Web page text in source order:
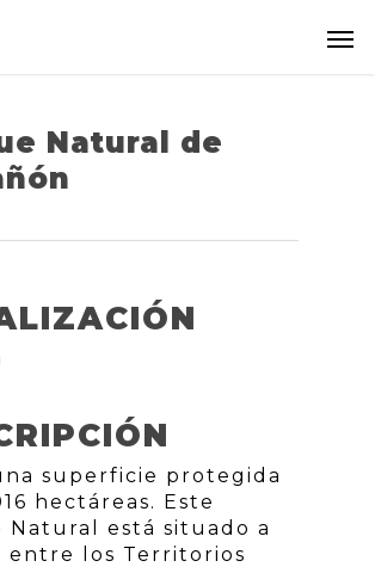
Natural de
superficie protegida
hectáreas. Este
Natural está situado a
entre los Territorios